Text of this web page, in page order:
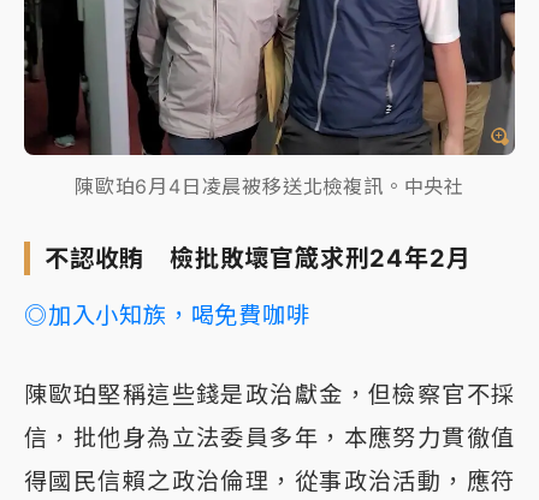
陳歐珀6月4日凌晨被移送北檢複訊。中央社
不認收賄 檢批敗壞官箴求刑24年2月
◎加入小知族，喝免費咖啡
陳歐珀堅稱這些錢是政治獻金，但檢察官不採
信，批他身為立法委員多年，本應努力貫徹值
得國民信賴之政治倫理，從事政治活動，應符